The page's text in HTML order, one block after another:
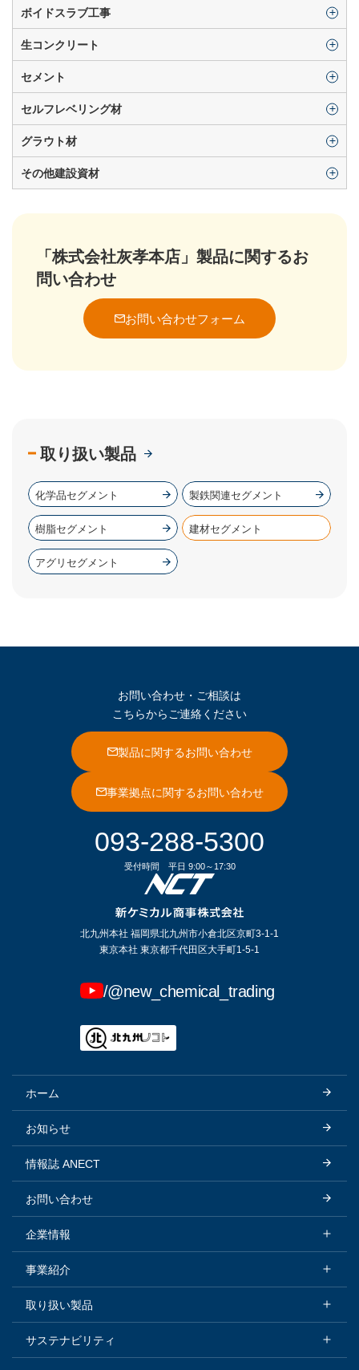
ボイドスラブ工事
生コンクリート
セメント
セルフレベリング材
グラウト材
その他建設資材
「株式会社灰孝本店」製品に関するお
問い合わせ
お問い合わせフォーム
取り扱い製品
化学品セグメント 製鉄関連セグメント
樹脂セグメント 建材セグメント
アグリセグメント
お問い合わせ・ご相談は
こちらからご連絡ください
製品に関するお問い合わせ
事業拠点に関するお問い合わせ
093-288-5300
受付時間 平日 9:00～17:30
北九州本社 福岡県北九州市小倉北区京町3-1-1
東京本社 東京都千代田区大手町1-5-1
/@new_chemical_trading
ホーム
お知らせ
情報誌 ANECT
お問い合わせ
企業情報
企業情報トップ
会社概要
トップメッセージ
事業紹介
事業紹介トップ
化学品セグメント
取り扱い製品
取り扱い製品トップ
サステナビリティ